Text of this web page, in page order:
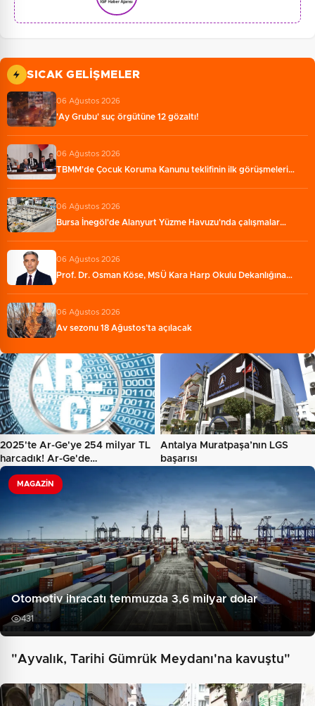
SICAK GELIŞMELER
06 Ağustos 2026
'Ay Grubu' suç örgütüne 12 gözaltı!
06 Ağustos 2026
TBMM'de Çocuk Koruma Kanunu teklifinin ilk görüşmeleri…
06 Ağustos 2026
Bursa İnegöl'de Alanyurt Yüzme Havuzu'nda çalışmalar…
06 Ağustos 2026
Prof. Dr. Osman Köse, MSÜ Kara Harp Okulu Dekanlığına…
06 Ağustos 2026
Av sezonu 18 Ağustos’ta açılacak
2025'te Ar-Ge'ye 254 milyar TL
harcadık! Ar-Ge'de…
Antalya Muratpaşa’nın LGS
başarısı
MAGAZIN
Otomotiv ihracatı temmuzda 3,6 milyar dolar
431
"Ayvalık, Tarihi Gümrük Meydanı'na kavuştu"